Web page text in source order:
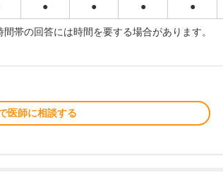
● ● ● ●
帯の回答には時間を要する場合があります。
医師に相談する